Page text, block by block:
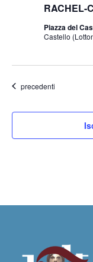
RACHEL-
Piazza del
Castello
Eventi
precedenti